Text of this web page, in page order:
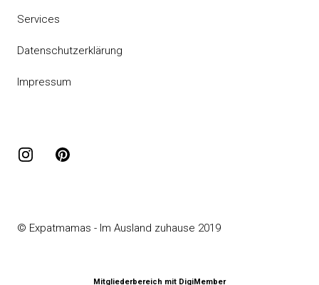
Services
Datenschutzerklärung
Impressum
InstagramPinterest
© Expatmamas - Im Ausland zuhause 2019
Mitgliederbereich mit DigiMember